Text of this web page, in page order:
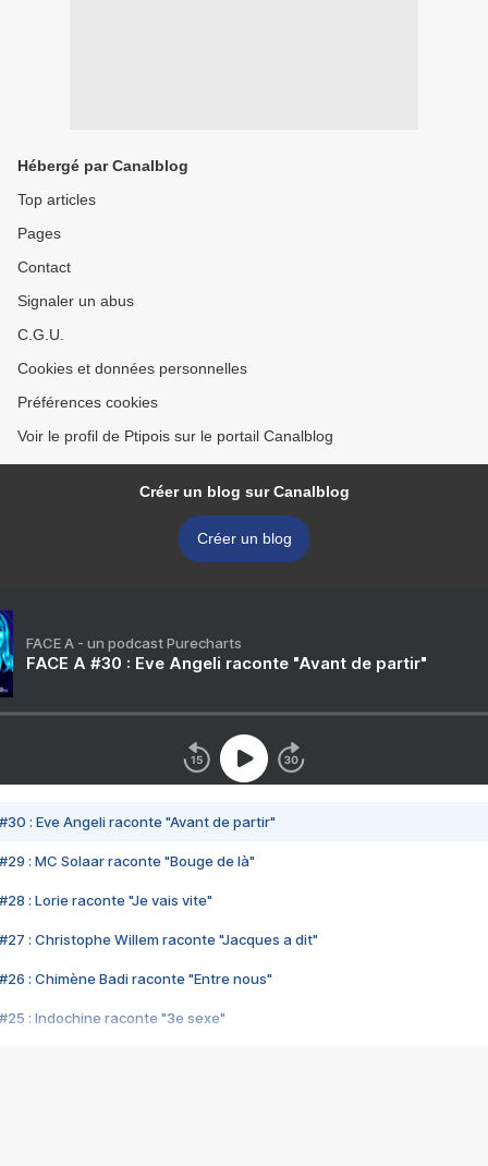
Hébergé par Canalblog
Top articles
Pages
Contact
Signaler un abus
C.G.U.
Cookies et données personnelles
Préférences cookies
Voir le profil de Ptipois sur le portail Canalblog
Créer un blog sur Canalblog
Créer un blog
FACE A - un podcast Purecharts
FACE A #30 : Eve Angeli raconte "Avant de partir"
#30 : Eve Angeli raconte "Avant de partir"
#29 : MC Solaar raconte "Bouge de là"
#28 : Lorie raconte "Je vais vite"
#27 : Christophe Willem raconte "Jacques a dit"
#26 : Chimène Badi raconte "Entre nous"
#25 : Indochine raconte "3e sexe"